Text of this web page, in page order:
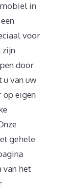
in
voor
zijn
door
u van uw
op eigen
gehele
van het